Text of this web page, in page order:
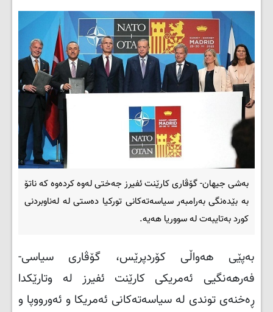
بەشی جیهان- گۆڤاری کارێنت ئفیرز جەختی لەوە کردەوە کە ناتۆ
بە بێدەنگی بەرامبەر سیاسەتەکانی تورکیا دەستی لە لەناوبردنی
کورد بەتایبەت لە سووریا هەیە.
بەپێی هەواڵی کۆردپرێس، گۆڤاری سیاسی-
فەرهەنگیی ئەمریکی کارێنت ئفیرز لە وتارێکدا
ڕەخنەی توندی لە سیاسەتەکانی ئەمریکا و ئەورووپا و